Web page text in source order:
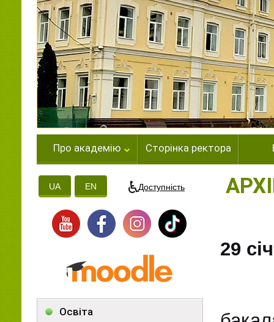
Про академію Сторінка ректора
UA EN Доступність
Освіта
29